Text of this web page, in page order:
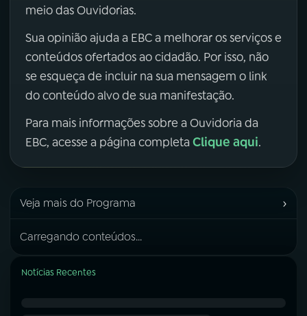
meio das Ouvidorias.
Sua opinião ajuda a EBC a melhorar os serviços e
conteúdos ofertados ao cidadão. Por isso, não
se esqueça de incluir na sua mensagem o link
do conteúdo alvo de sua manifestação.
Para mais informações sobre a Ouvidoria da
EBC, acesse a página completa Clique aqui.
Veja mais do Programa ›
Carregando conteúdos...
Notícias Recentes